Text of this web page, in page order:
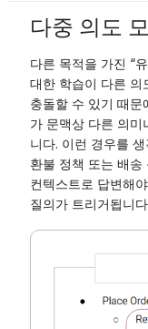
다중 의도
다른 목적을 가진 “
대한 학습이 다른 의
충돌할 수 있기 때문
가 문맥상 다른 의미
니다. 이런 경우를
환불 정책 또는 배송
컨텍스트로 답변해
질의가 트리거됩니